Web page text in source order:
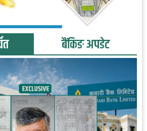
बैंकिङ अपडेट